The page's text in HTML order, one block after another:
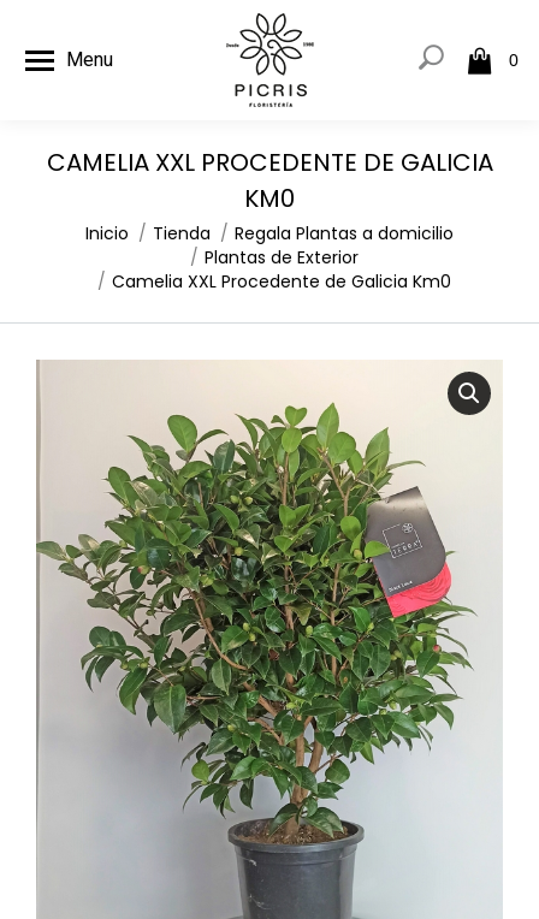
Menu 0
CAMELIA XXL PROCEDENTE DE GALICIA
KM0
Estás aquí:
Inicio Tienda
Regala Plantas a domicilio
Plantas de Exterior
Camelia XXL Procedente de Galicia Km0